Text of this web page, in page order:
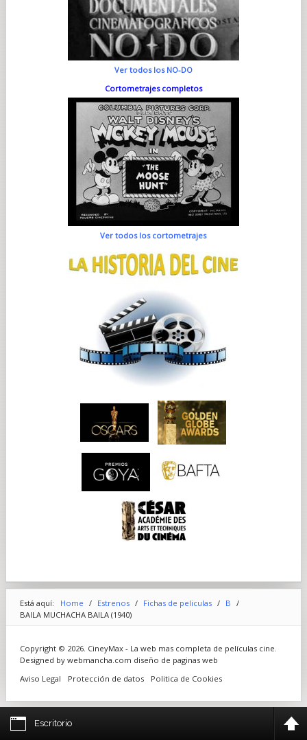
Ver todos los NO-DO
Cortometrajes completos
Ver todos los cortometrajes
Está aquí: Home / Estrenos / Fichas de peliculas / B /
BAILA MUCHACHA BAILA (1940)
Copyright © 2026. CineyMax - La web mas completa de películas cine.
Designed by webmancha.com diseño de paginas web
Aviso Legal
Protección de datos Politica de Cookies
Escritorio